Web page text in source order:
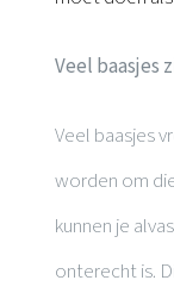
Veel baasjes
Veel baasjes
worden om
kunnen je
onterecht is.